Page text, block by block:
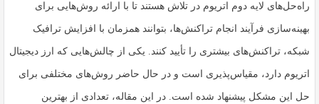
راه‌حل‌های لایه دوم اتریوم در تلاش هستند تا با ارائه روش‌هایی برای
بهینه‌سازی فرآیند انجام تراکنش‌ها، بتوانند همزمان با افزایش ترافیک
شبکه، تراکنش‌های بیشتری را تأیید کنند. یکی از چالش‌هایی که ارز دیجیتال
اتریوم دارد، مقیاس‌پذیری است و در حال حاضر روش‌های مختلفی برای
حل این مشکل پیشنهاد شده است. در این مقاله، تعدادی از بهترین